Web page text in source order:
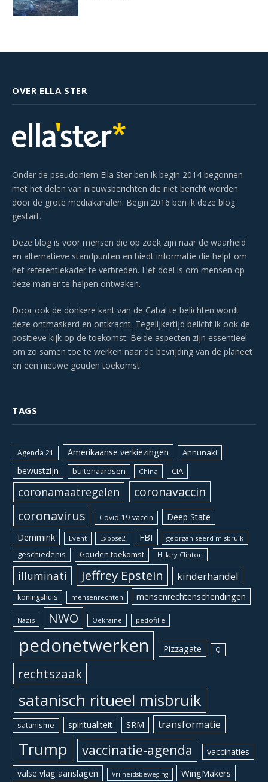
OVER ELLA STER
Onder de pseudoniem Ella Ster ben ik begin 2014 begonnen
met het delen van nieuwsberichten die niet bericht worden
door de grote mediakanalen. Begin 2016 ben ik deze blog
gestart.
Deze blog is voor mensen die op zoek zijn naar de waarheid
en alternatieve standpunten en biedt informatie die helpt om
het referentiekader te verbreden. Het doel is om mensen op
deze manier te helpen ontwaken.
Door ook de donkere kant van de Cabal te belichten wordt
deze ontmaskerd en ontkracht. Tegelijkertijd belicht ik ook de
positieve kijk op de toekomst. Beide aspecten zijn essentieel
om zo samen toe te werken naar de bevrijding van de planeet
en een nieuwe gouden toekomst.
TAGS
Agenda 21 Amerikaanse verkiezingen Annunaki
bewustzijn buitenaardsen China CIA
coronamaatregelen coronavaccin
coronavirus Covid-19-vaccin Deep State
Demmink Event Exposé2 FBI georganiseerd misbruik
geschiedenis Gouden toekomst Hillary Clinton
illuminati Jeffrey Epstein kinderhandel
koningshuis mensenrechten mensenrechtenschendingen
Nazi's NWO Oekraïne pedofilie
pedonetwerken Pizzagate Q
rechtszaak
satanisch ritueel misbruik
satanisme spiritualiteit SRM transformatie
Trump vaccinatie-agenda
vaccinaties
valse vlag aanslagen
Vrijheidsbeweging WingMakers